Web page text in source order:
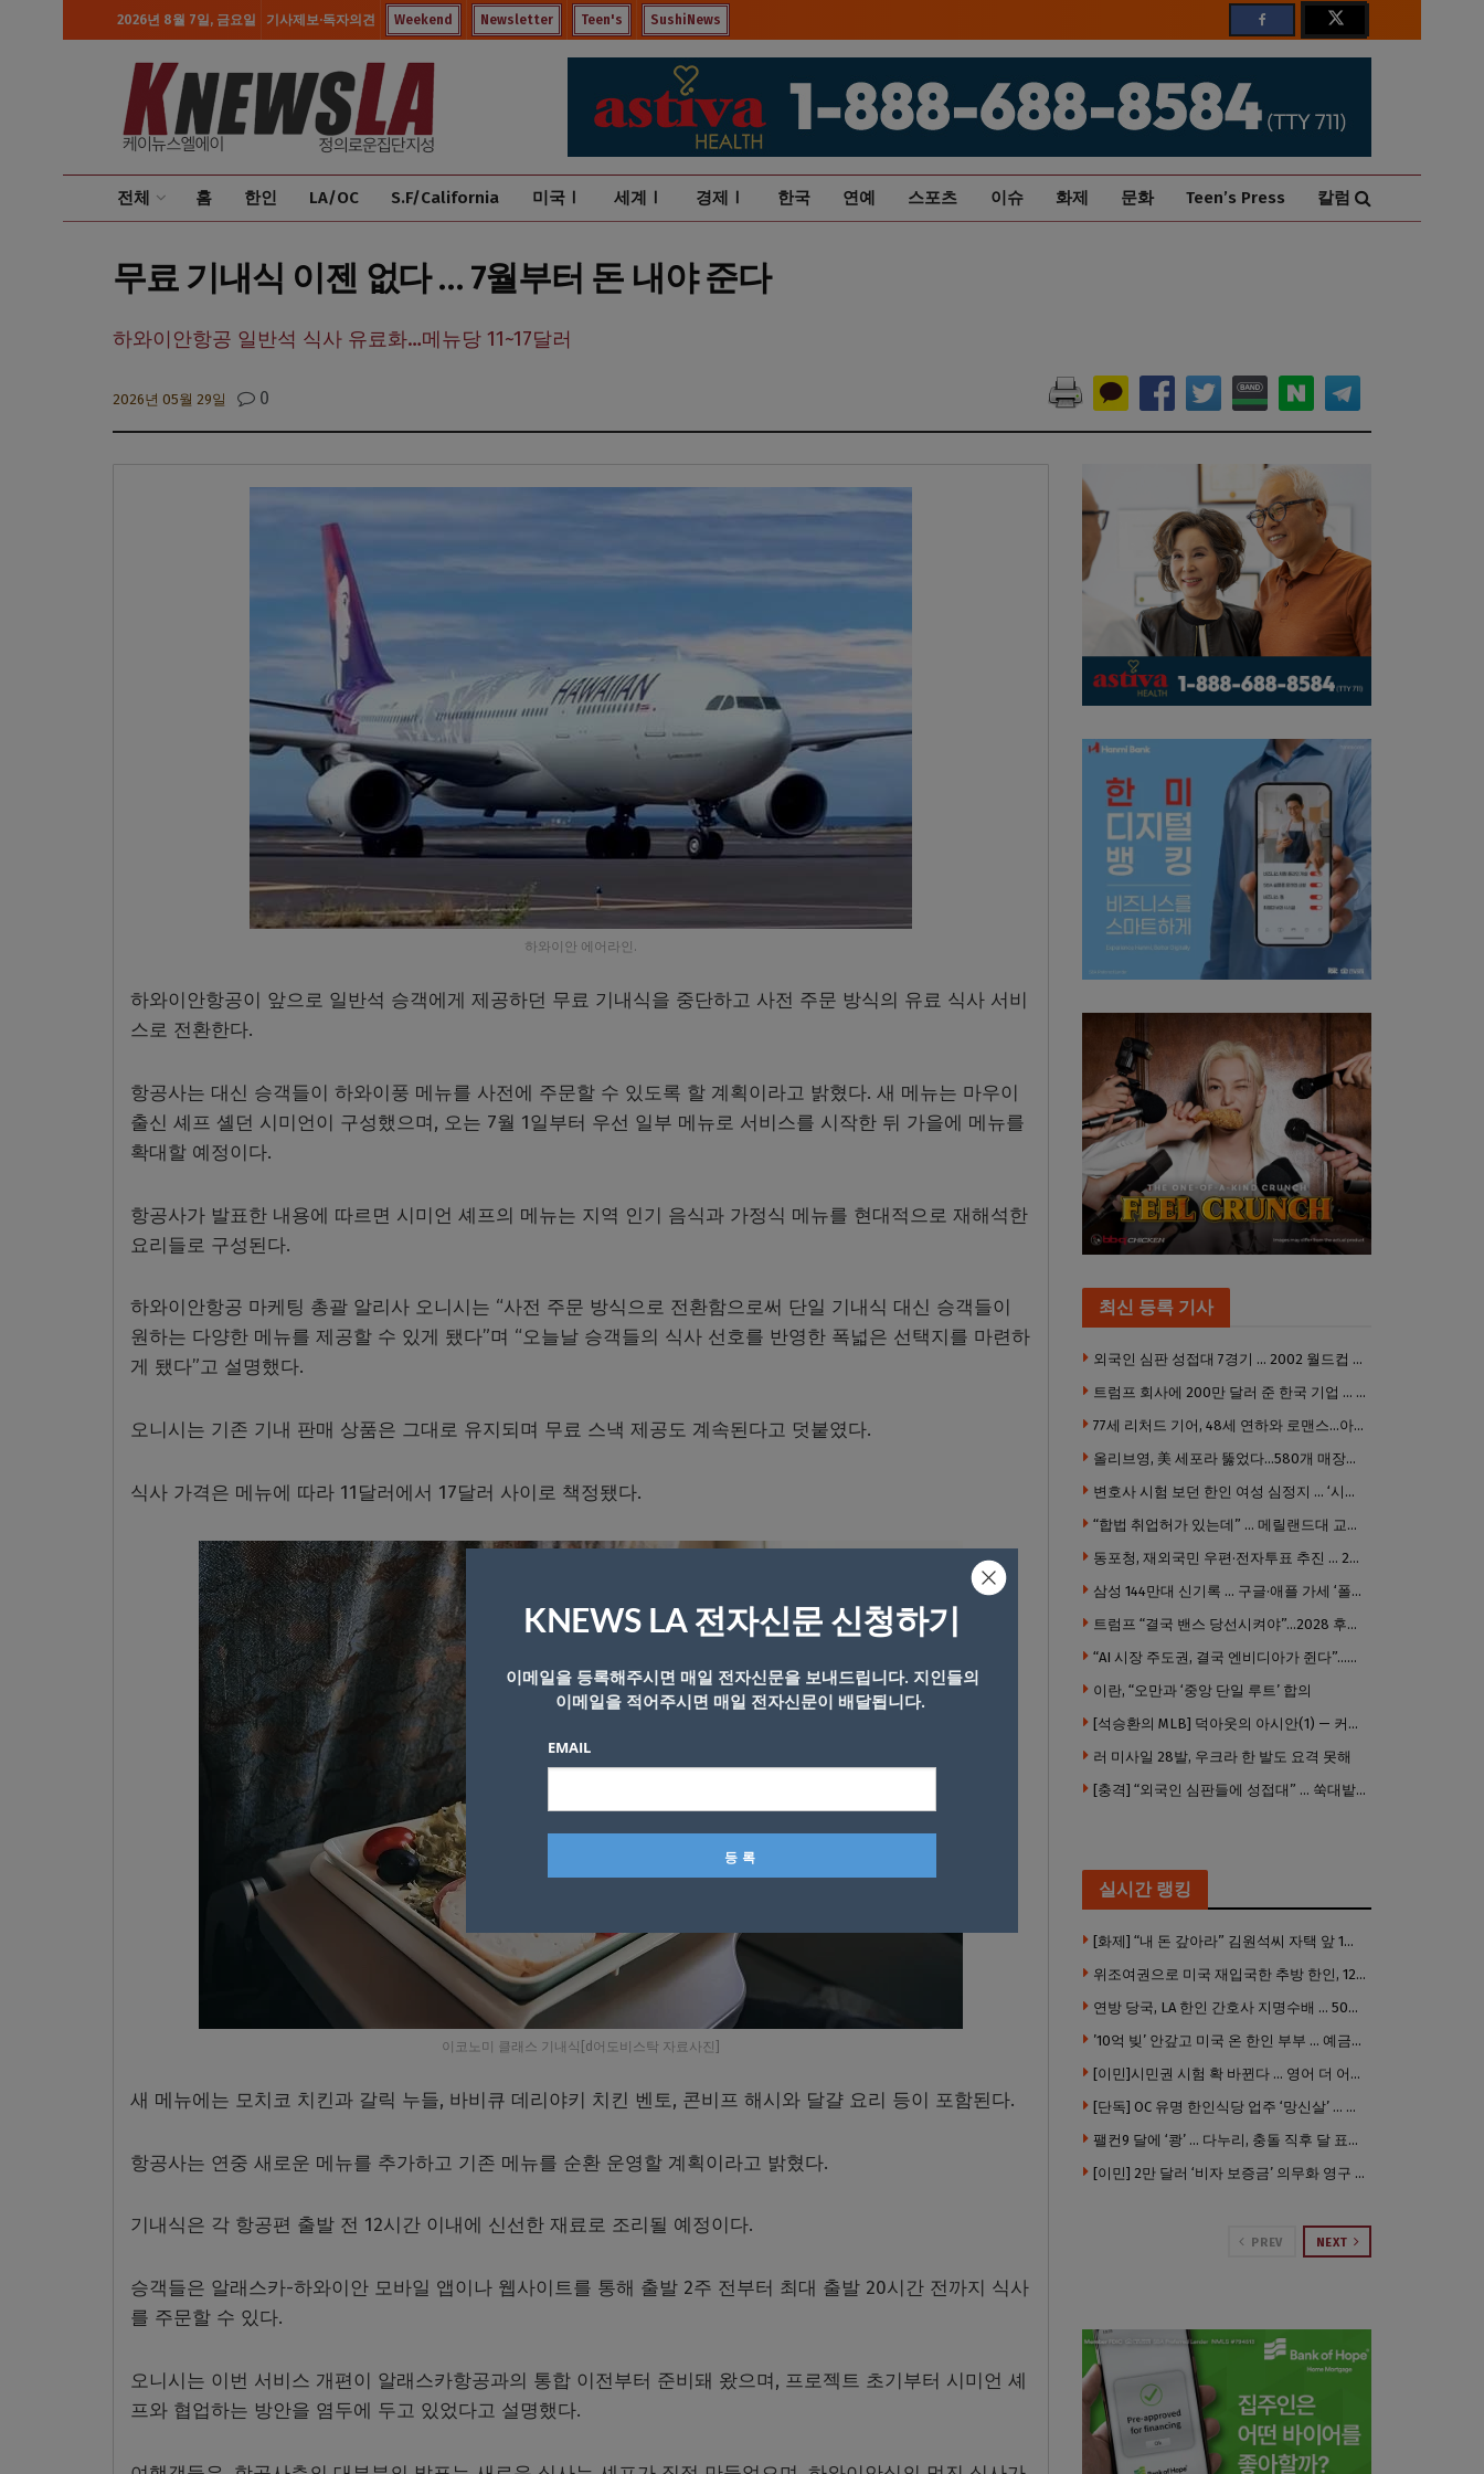
2026년 8월 7일, 금요일 기사제보·독자의견 Weekend Newsletter Teen's SushiNews
전체 홈 한인 LA/OC S.F/California 미국Ⅰ 세계Ⅰ 경제Ⅰ 한국 연예 스포츠 이슈 화제 문화 Teen’s Press 칼럼
무료 기내식 이젠 없다 … 7월부터 돈 내야 준다
하와이안항공 일반석 식사 유료화…메뉴당 11~17달러
2026년 05월 29일 0
하와이안 에어라인.
하와이안항공이 앞으로 일반석 승객에게 제공하던 무료 기내식을 중단하고 사전 주문 방식의 유료 식사 서비
스로 전환한다.
항공사는 대신 승객들이 하와이풍 메뉴를 사전에 주문할 수 있도록 할 계획이라고 밝혔다. 새 메뉴는 마우이
출신 셰프 셸던 시미언이 구성했으며, 오는 7월 1일부터 우선 일부 메뉴로 서비스를 시작한 뒤 가을에 메뉴를
확대할 예정이다.
항공사가 발표한 내용에 따르면 시미언 셰프의 메뉴는 지역 인기 음식과 가정식 메뉴를 현대적으로 재해석한
요리들로 구성된다.
하와이안항공 마케팅 총괄 알리사 오니시는 “사전 주문 방식으로 전환함으로써 단일 기내식 대신 승객들이
원하는 다양한 메뉴를 제공할 수 있게 됐다”며 “오늘날 승객들의 식사 선호를 반영한 폭넓은 선택지를 마련하
게 됐다”고 설명했다.
오니시는 기존 기내 판매 상품은 그대로 유지되며 무료 스낵 제공도 계속된다고 덧붙였다.
식사 가격은 메뉴에 따라 11달러에서 17달러 사이로 책정됐다.
이코노미 클래스 기내식[d어도비스탁 자료사진]
새 메뉴에는 모치코 치킨과 갈릭 누들, 바비큐 데리야키 치킨 벤토, 콘비프 해시와 달걀 요리 등이 포함된다.
항공사는 연중 새로운 메뉴를 추가하고 기존 메뉴를 순환 운영할 계획이라고 밝혔다.
기내식은 각 항공편 출발 전 12시간 이내에 신선한 재료로 조리될 예정이다.
승객들은 알래스카-하와이안 모바일 앱이나 웹사이트를 통해 출발 2주 전부터 최대 출발 20시간 전까지 식사
를 주문할 수 있다.
오니시는 이번 서비스 개편이 알래스카항공과의 통합 이전부터 준비돼 왔으며, 프로젝트 초기부터 시미언 셰
프와 협업하는 방안을 염두에 두고 있었다고 설명했다.
최신 등록 기사
외국인 심판 성접대 7경기 … 2002 월드컵 4강 신화도 흔들
트럼프 회사에 200만 달러 준 한국 기업 … 민주당 뇌물의혹 조사
77세 리처드 기어, 48세 연하와 로맨스…아들과 3살 차
올리브영, 美 세포라 뚫었다…580개 매장에 ‘K뷰티에딧’ 론칭
변호사 시험 보던 한인 여성 심정지 … ‘시험장측 대응 부적절’ 소송
“합법 취업허가 있는데” … 메릴랜드대 교수, 공항서 ICE에 체포, 구금 중
동포청, 재외국민 우편·전자투표 추진 … 2028년 도입 목표
삼성 144만대 신기록 … 구글·애플 가세 ‘폴더블 대전’ 열린다
트럼프 “결국 밴스 당선시켜야”…2028 후계 구도 힘 싣나
“AI 시장 주도권, 결국 엔비디아가 쥔다”…모건스탠리 장담
이란, “오만과 ‘중앙 단일 루트’ 합의
[석승환의 MLB] 덕아웃의 아시안(1) — 커트 스즈키가 우리에게 묻는 것
러 미사일 28발, 우크라 한 발도 요격 못해
[충격] “외국인 심판들에 성접대” … 쑥대밭된 축협 어디까지 추락하나
실시간 랭킹
[화제] “내 돈 갚아라” 김원석씨 자택 앞 1인 광대 시위 … 한인 투자사, “108만 달러 못받아”
위조여권으로 미국 재입국한 추방 한인, 120만 달러 은행 사기 행각
연방 당국, LA 한인 간호사 지명수배 … 500만 달러 메디캐어 사기, 선고 직전 한국 도주
’10억 빚’ 안갚고 미국 온 한인 부부 … 예금보험공사, 미국서 소송
[이민]시민권 시험 확 바뀐다 … 영어 더 어렵게, 민간시험 도입 추진
[단독] OC 유명 한인식당 업주 ‘망신살’ … 육류대금 안 갚자 식당서 공개추심
팰컨9 달에 ‘쾅’ … 다누리, 충돌 직후 달 표면 촬영 유일 탐사선
[이민] 2만 달러 ‘비자 보증금’ 의무화 영구 시행 … 입국 문턱 더 높아진다.
PREV NEXT
KNEWS LA 전자신문 신청하기
이메일을 등록해주시면 매일 전자신문을 보내드립니다. 지인들의
이메일을 적어주시면 매일 전자신문이 배달됩니다.
EMAIL